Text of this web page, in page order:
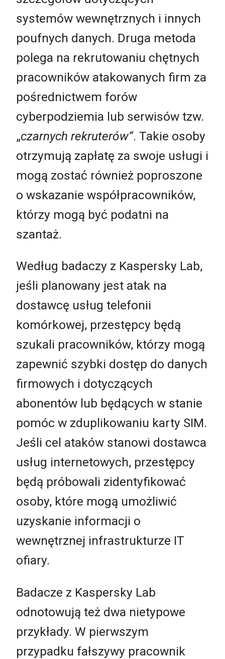
systemów wewnętrznych i innych
poufnych danych. Druga metoda
polega na rekrutowaniu chętnych
pracowników atakowanych firm za
pośrednictwem forów
cyberpodziemia lub serwisów tzw.
„czarnych rekruterów”. Takie osoby
otrzymują zapłatę za swoje usługi i
mogą zostać również poproszone
o wskazanie współpracowników,
którzy mogą być podatni na
szantaż.
Według badaczy z Kaspersky Lab,
jeśli planowany jest atak na
dostawcę usług telefonii
komórkowej, przestępcy będą
szukali pracowników, którzy mogą
zapewnić szybki dostęp do danych
firmowych i dotyczących
abonentów lub będących w stanie
pomóc w zduplikowaniu karty SIM.
Jeśli cel ataków stanowi dostawca
usług internetowych, przestępcy
będą próbowali zidentyfikować
osoby, które mogą umożliwić
uzyskanie informacji o
wewnętrznej infrastrukturze IT
ofiary.
Badacze z Kaspersky Lab
odnotowują też dwa nietypowe
przykłady. W pierwszym
przypadku fałszywy pracownik